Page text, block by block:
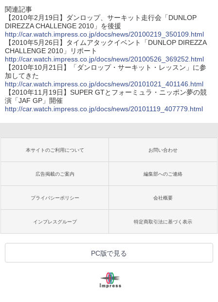
関連記事
【2010年2月19日】ダンロップ、サーキット走行会「DUNLOP
DIREZZA CHALLENGE 2010」を後援
http://car.watch.impress.co.jp/docs/news/20100219_350109.html
【2010年5月26日】タイムアタックイベント「DUNLOP DIREZZA
CHALLENGE 2010」リポート
http://car.watch.impress.co.jp/docs/news/20100526_369252.html
【2010年10月21日】「ダンロップ・サーキット・レッスン」に参
加してきた
http://car.watch.impress.co.jp/docs/news/20101021_401146.html
【2010年11月19日】SUPER GTとフォーミュラ・ニッポン夢の競
演「JAF GP」開催
http://car.watch.impress.co.jp/docs/news/20101119_407779.html
本サイトのご利用について お問い合わせ
広告掲載のご案内 編集部へのご連絡
プライバシーポリシー 会社概要
インプレスグループ 特定商取引法に基づく表示
PC版で見る